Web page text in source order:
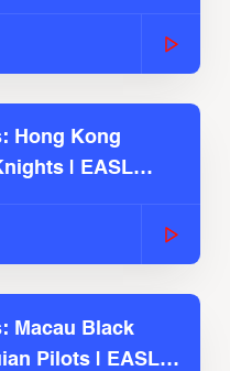
Hong Kong
| EASL
Macau Black
Pilots | EASL